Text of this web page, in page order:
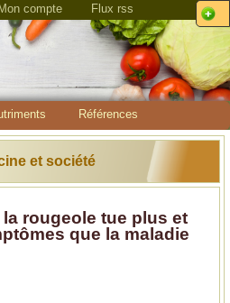
Mon compte Flux rss
Références
et société
rougeole tue plus et
que la maladie